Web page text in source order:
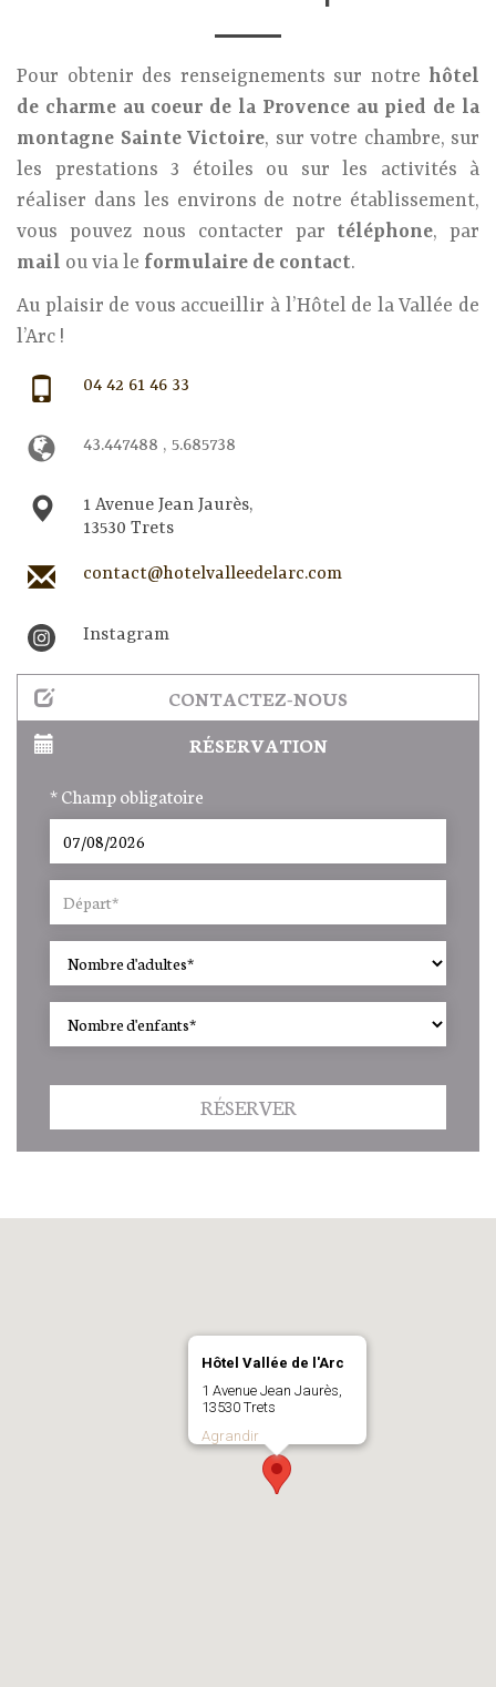
Pour obtenir des renseignements sur notre hôtel
de charme au coeur de la Provence au pied de la
montagne Sainte Victoire, sur votre chambre, sur
les prestations 3 étoiles ou sur les activités à
réaliser dans les environs de notre établissement,
vous pouvez nous contacter par téléphone, par
mail ou via le formulaire de contact.
Au plaisir de vous accueillir à l’Hôtel de la Vallée de
l’Arc !
04 42 61 46 33
43.447488 , 5.685738
1 Avenue Jean Jaurès,
13530 Trets
contact@hotelvalleedelarc.com
Instagram
CONTACTEZ-NOUS
RÉSERVATION
* Champ obligatoire
RÉSERVER
Hôtel Vallée de l'Arc
1 Avenue Jean Jaurès,
13530 Trets
Agrandir